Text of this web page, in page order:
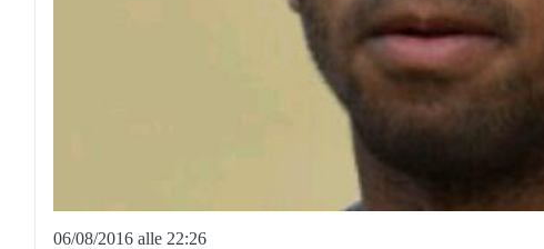
06/08/2016 alle 22:26